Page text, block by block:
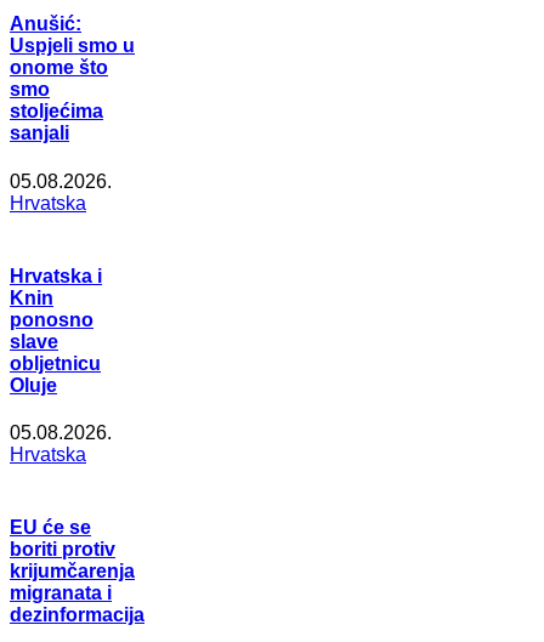
Anušić:
Uspjeli smo u
onome što
smo
stoljećima
sanjali
05.08.2026.
Hrvatska
Hrvatska i
Knin
ponosno
slave
obljetnicu
Oluje
05.08.2026.
Hrvatska
EU će se
boriti protiv
krijumčarenja
migranata i
dezinformacija